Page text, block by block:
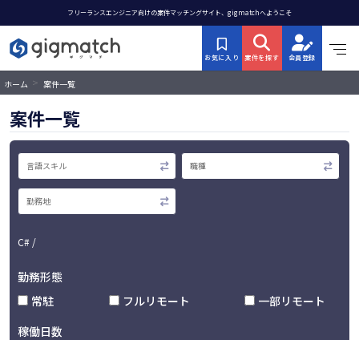
フリーランスエンジニア向けの案件マッチングサイト、gigmatchへようこそ
お気に入り 案件を探す 会員登録
ホーム > 案件一覧
案件一覧
C# /
勤務形態
常駐
フルリモート
一部リモート
稼働日数